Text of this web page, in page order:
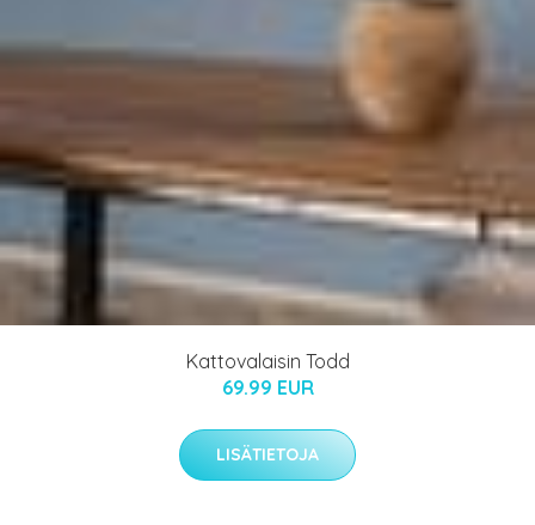
Kattovalaisin Todd
69.99 EUR
LISÄTIETOJA